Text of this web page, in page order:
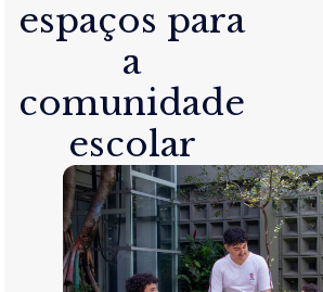
espaços para
a
comunidade
escolar